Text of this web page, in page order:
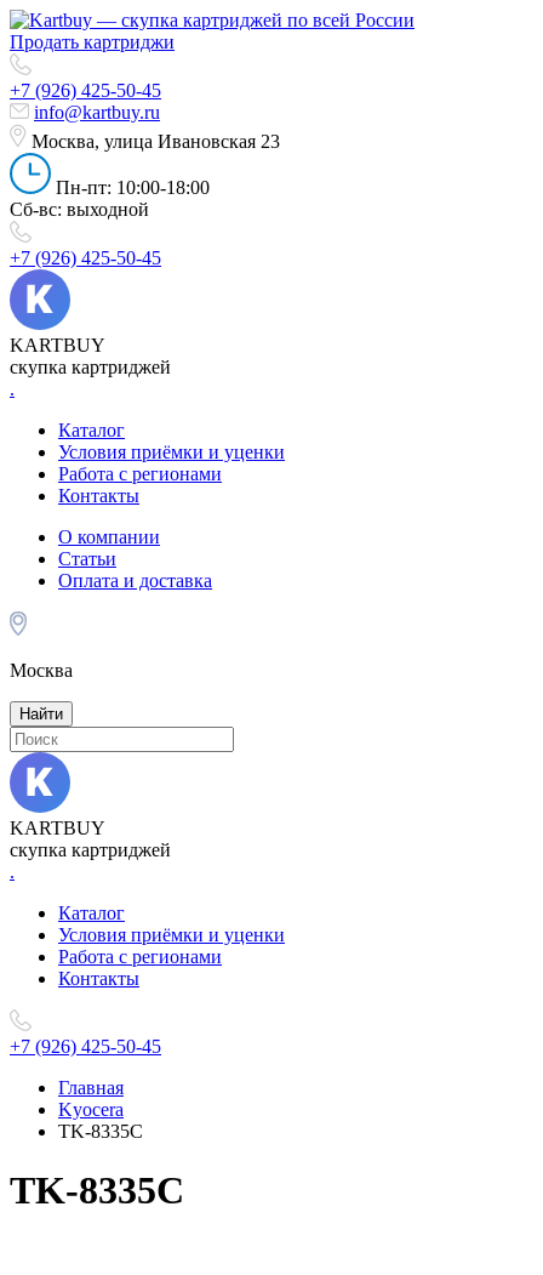
Продать картриджи
+7 (926) 425-50-45
info@kartbuy.ru
Москва, улица Ивановская 23
Пн-пт: 10:00-18:00
Сб-вс: выходной
+7 (926) 425-50-45
KARTBUY
скупка картриджей
.
Каталог
Условия приёмки и уценки
Работа с регионами
Контакты
О компании
Статьи
Оплата и доставка
Москва
Найти
KARTBUY
скупка картриджей
.
Каталог
Условия приёмки и уценки
Работа с регионами
Контакты
+7 (926) 425-50-45
Главная
Kyocera
TK-8335C
TK-8335C